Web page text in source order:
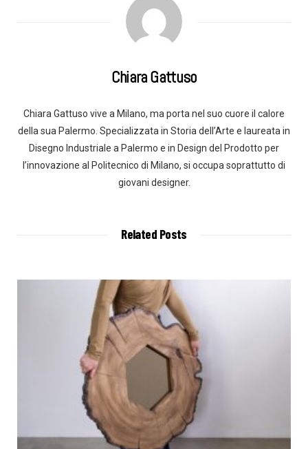
Chiara Gattuso
Chiara Gattuso vive a Milano, ma porta nel suo cuore il calore
della sua Palermo. Specializzata in Storia dell’Arte e laureata in
Disegno Industriale a Palermo e in Design del Prodotto per
l’innovazione al Politecnico di Milano, si occupa soprattutto di
giovani designer.
Related Posts